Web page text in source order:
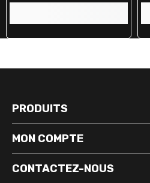
PRODUITS
MON COMPTE
CONTACTEZ-NOUS